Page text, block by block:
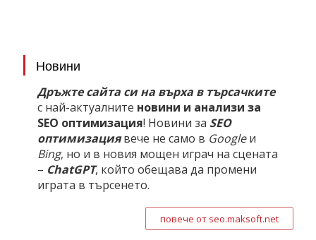
Новини
Дръжте сайта си на върха в търсачките
с най-актуалните новини и анализи за
SEO оптимизация! Новини за SEO
оптимизациявече не само в Googleи
Bing, но и в новия мощен играч на сцената
– ChatGPT, който обещава да промени
играта в търсенето.
повече от seo.maksoft.net